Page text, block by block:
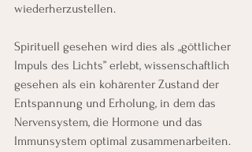
wiederherzustellen.
Spirituell gesehen wird dies als „göttlicher
Impuls des Lichts” erlebt, wissenschaftlich
gesehen als ein kohärenter Zustand der
Entspannung und Erholung, in dem das
Nervensystem, die Hormone und das
Immunsystem optimal zusammenarbeiten.